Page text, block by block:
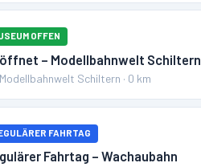
OFFEN
– Modellbahnwelt Schiltern
Modellbahnwelt Schiltern · 0 km
FAHRTAG
Fahrtag – Wachaubahn